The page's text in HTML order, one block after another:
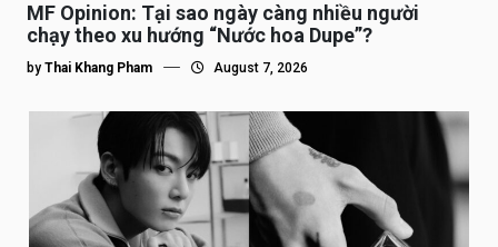
MF Opinion: Tại sao ngày càng nhiều người
chạy theo xu hướng “Nước hoa Dupe”?
by Thai Khang Pham August 7, 2026